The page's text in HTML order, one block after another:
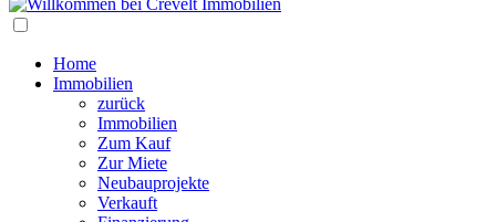
Home
Immobilien
zurück
Immobilien
Zum Kauf
Zur Miete
Neubauprojekte
Verkauft